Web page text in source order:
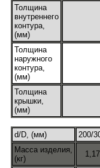
Толщина
внутреннего
контура,
(мм)
Толщина
наружного
контура,
(мм)
Толщина
крышки,
(мм)
d/D, (мм) 200/
Масса изделия,
(кг)
1,17